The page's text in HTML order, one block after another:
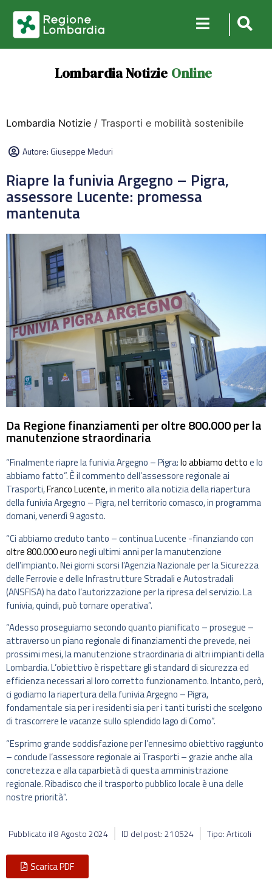
Lombardia Notizie Online
Lombardia Notizie / Trasporti e mobilità sostenibile
Autore:Giuseppe Meduri
Riapre la funivia Argegno – Pigra,
assessore Lucente: promessa
mantenuta
Da Regione finanziamenti per oltre 800.000 per la
manutenzione straordinaria
“Finalmente riapre la funivia Argegno – Pigra:lo abbiamo dettoe lo
abbiamo fatto”. È il commento dell’assessore regionale ai
Trasporti,Franco Lucente, in merito alla notizia della riapertura
della funivia Argegno – Pigra, nel territorio comasco, in programma
domani, venerdì 9 agosto.
“Ci abbiamo creduto tanto – continua Lucente -finanziando con
oltre 800.000 euronegli ultimi anni per la manutenzione
dell’impianto. Nei giorni scorsi l’Agenzia Nazionale per la Sicurezza
delle Ferrovie e delle Infrastrutture Stradali e Autostradali
(ANSFISA) ha dato l’autorizzazione per la ripresa del servizio. La
funivia, quindi, può tornare operativa”.
“Adesso proseguiamo secondo quanto pianificato – prosegue –
attraverso un piano regionale di finanziamenti che prevede, nei
prossimi mesi, la manutenzione straordinaria di altri impianti della
Lombardia. L’obiettivo è rispettare gli standard di sicurezza ed
efficienza necessari al loro corretto funzionamento. Intanto, però,
ci godiamo la riapertura della funivia Argegno – Pigra,
fondamentale sia per i residenti sia per i tanti turisti che scelgono
di trascorrere le vacanze sullo splendido lago di Como”.
“Esprimo grande soddisfazione per l’ennesimo obiettivo raggiunto
– conclude l’assessore regionale ai Trasporti – grazie anche alla
concretezza e alla caparbietà di questa amministrazione
regionale. Ribadisco che il trasporto pubblico locale è una delle
nostre priorità”.
Pubblicato il8 Agosto 2024 ID del post: 210524 Tipo: Articoli
Scarica PDF